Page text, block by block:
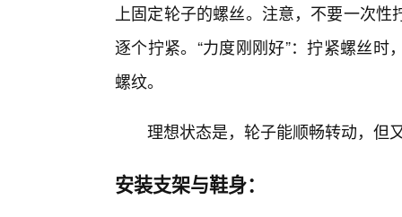
上固定轮子的螺丝。注意，不要一次
逐个拧紧。“力度刚刚好”：拧紧螺丝
螺纹。
理想状态是，轮子能顺畅转动，但
安装支架与鞋身：